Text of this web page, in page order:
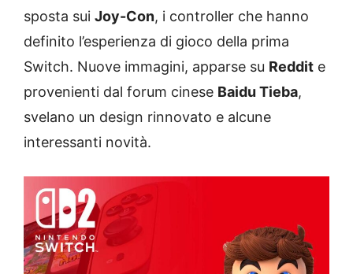
sposta sui Joy-Con, i controller che hanno
definito l’esperienza di gioco della prima
Switch. Nuove immagini, apparse su Reddit e
provenienti dal forum cinese Baidu Tieba,
svelano un design rinnovato e alcune
interessanti novità.